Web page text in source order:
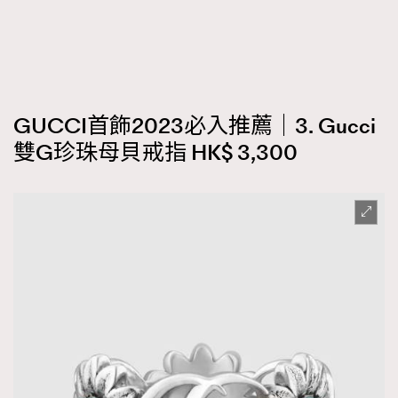
GUCCI首飾2023必入推薦｜3. Gucci
雙G珍珠母貝戒指 HK$ 3,300